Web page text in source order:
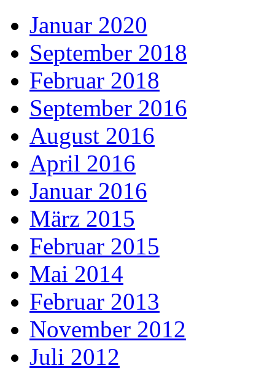
Januar 2020
September 2018
Februar 2018
September 2016
August 2016
April 2016
Januar 2016
März 2015
Februar 2015
Mai 2014
Februar 2013
November 2012
Juli 2012